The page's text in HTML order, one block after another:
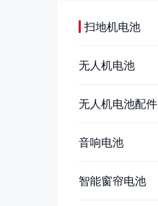
扫地机电池
无人机电池
无人机电池配件
音响电池
智能窗帘电池